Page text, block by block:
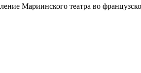
Мариинского театра во